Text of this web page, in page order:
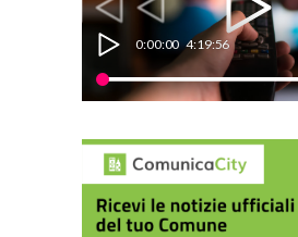
0:00:00 4:19:56